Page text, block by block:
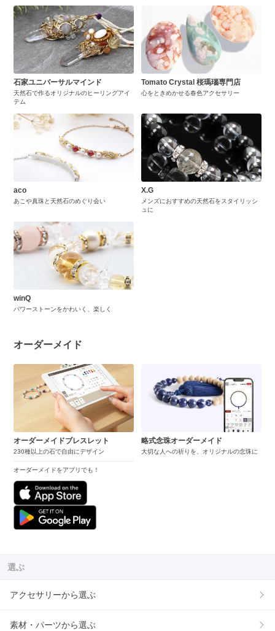
石家ユニバーサルマインド
天然石で作るオリジナルのヒーリングアイ
テム
Tomato Crystal 桜瑪瑙専門店
心をときめかせる春色アクセサリー
aco
あこや真珠と天然石のめぐり会い
X.G
メンズにおすすめの天然石をスタイリッシ
ュに
winQ
パワーストーンをかわいく、楽しく
オーダーメイド
オーダーメイドブレスレット
230種以上の石で自由にデザイン
オーダーメイドをアプリでも！
略式念珠オーダーメイド
大切な人への祈りを、オリジナルの念珠に
選ぶ
アクセサリーから選ぶ
素材・パーツから選ぶ